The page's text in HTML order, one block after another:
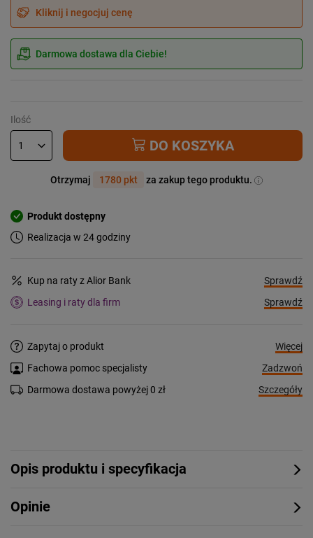
Kliknij i negocjuj cenę
Darmowa dostawa dla Ciebie!
Ilość
DO KOSZYKA
Otrzymaj 1780 pkt za zakup tego produktu.
Produkt dostępny
Realizacja w 24 godziny
Kup na raty z Alior Bank
Sprawdź
Leasing i raty dla firm
Sprawdź
Zapytaj o produkt
Więcej
Fachowa pomoc specjalisty
Zadzwoń
Darmowa dostawa powyżej 0 zł
Szczegóły
Opis produktu i specyfikacja
Opinie